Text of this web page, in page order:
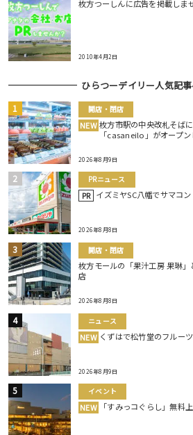
枚方つーしんに広告を掲載しま
2010年4月2日
ひらつーデイリー人気記
開店・閉店
NEW 枚方市駅の中央改札そば
「casaneilo」がオープン
2026年8月9日
PRニュース
PR イズミヤSC八幡でサマコン
2026年8月8日
開店・閉店
枚方モールの「果汁工房 果琳
店
2026年8月8日
ニュース
NEW くずはで松竹堂のフルー
2026年8月9日
イベント
NEW 「すみっコぐらし」無料